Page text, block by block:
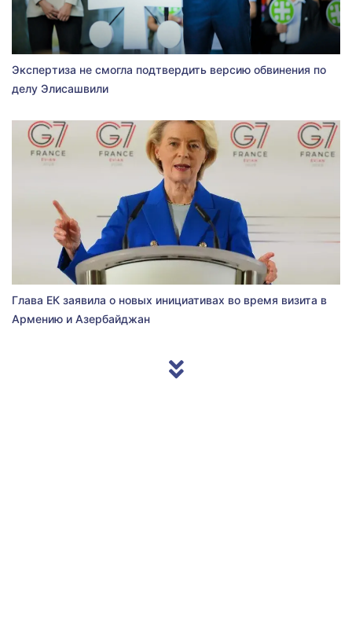
Экспертиза не смогла подтвердить версию обвинения по
делу Элисашвили
Глава ЕК заявила о новых инициативах во время визита в
Армению и Азербайджан